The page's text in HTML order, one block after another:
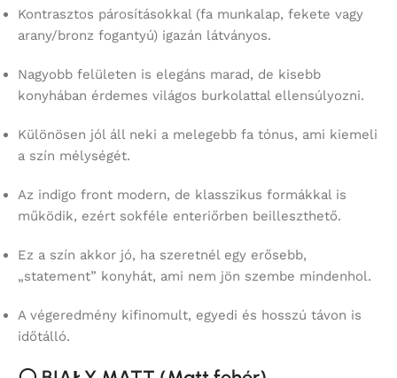
Kontrasztos párosításokkal (fa munkalap, fekete vagy
arany/bronz fogantyú) igazán látványos.
Nagyobb felületen is elegáns marad, de kisebb
konyhában érdemes világos burkolattal ellensúlyozni.
Különösen jól áll neki a melegebb fa tónus, ami kiemeli
a szín mélységét.
Az indigo front modern, de klasszikus formákkal is
működik, ezért sokféle enteriőrben beilleszthető.
Ez a szín akkor jó, ha szeretnél egy erősebb,
„statement” konyhát, ami nem jön szembe mindenhol.
A végeredmény kifinomult, egyedi és hosszú távon is
időtálló.